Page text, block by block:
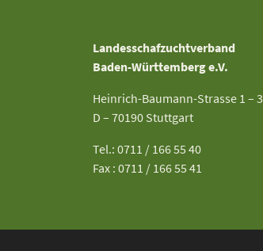
Landesschafzuchtverband
Baden-Württemberg e.V.
Heinrich-Baumann-Strasse 1 – 3
D – 70190 Stuttgart
Tel.: 0711 / 166 55 40
Fax : 0711 / 166 55 41